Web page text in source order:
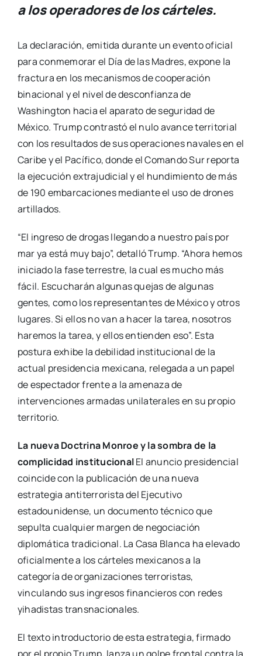
a los operadores de los cárteles.
La declaración, emitida durante un evento oficial
para conmemorar el Día de las Madres, expone la
fractura en los mecanismos de cooperación
binacional y el nivel de desconfianza de
Washington hacia el aparato de seguridad de
México. Trump contrastó el nulo avance territorial
con los resultados de sus operaciones navales en el
Caribe y el Pacífico, donde el Comando Sur reporta
la ejecución extrajudicial y el hundimiento de más
de 190 embarcaciones mediante el uso de drones
artillados.
“El ingreso de drogas llegando a nuestro país por
mar ya está muy bajo”, detalló Trump. “Ahora hemos
iniciado la fase terrestre, la cual es mucho más
fácil. Escucharán algunas quejas de algunas
gentes, como los representantes de México y otros
lugares. Si ellos no van a hacer la tarea, nosotros
haremos la tarea, y ellos entienden eso”. Esta
postura exhibe la debilidad institucional de la
actual presidencia mexicana, relegada a un papel
de espectador frente a la amenaza de
intervenciones armadas unilaterales en su propio
territorio.
La nueva Doctrina Monroe y la sombra de la
complicidad institucionalEl anuncio presidencial
coincide con la publicación de una nueva
estrategia antiterrorista del Ejecutivo
estadounidense, un documento técnico que
sepulta cualquier margen de negociación
diplomática tradicional. La Casa Blanca ha elevado
oficialmente a los cárteles mexicanos a la
categoría de organizaciones terroristas,
vinculando sus ingresos financieros con redes
yihadistas transnacionales.
El texto introductorio de esta estrategia, firmado